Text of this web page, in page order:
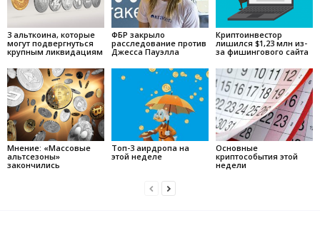
3 альткоина, которые
могут подвергнуться
крупным ликвидациям
ФБР закрыло
расследование против
Джесса Пауэлла
Криптоинвестор
лишился $1,23 млн из-
за фишингового сайта
Мнение: «Массовые
альтсезоны»
закончились
Топ-3 аирдропа на
этой неделе
Основные
криптособытия этой
недели